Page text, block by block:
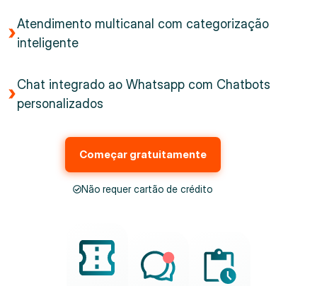
Atendimento multicanal com categorização
inteligente
Chat integrado ao Whatsapp com Chatbots
personalizados
Começar gratuitamente
Não requer cartão de crédito